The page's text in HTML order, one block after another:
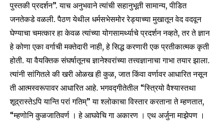
पुस्तकी प्रदर्शन”. याच अनुभवाने त्यांची सहानुभूती सामान्य, पीडित
जनतेकडे वळली. पैठण येथील धर्मसभेसमोर रेड्याच्या मुखातून वेद वदवून
घेण्याचा चमत्कार हा केवळ त्यांच्या योगसामर्थ्याचे प्रदर्शन नव्हते, तर ते ज्ञान
हे कोणा एका वर्गाची मक्तेदारी नाही, हे सिद्ध करणारी एक प्रतीकात्मक कृती
होती. या वैयक्तिक संघर्षातूनच ज्ञानेश्वरांच्या तत्त्वज्ञानाचा गाभा तयार झाला.
त्यांनी सांगितले की खरी ओळख ही कुळ, जात किंवा वर्णावर आधारित नसून
ती आत्मस्वरूपावर आधारित आहे. भगवद्गीतेतील “स्त्रियो वैश्यास्तथा
शूद्रास्तेऽपि यान्ति परां गतिम्” या श्लोकाचा विस्तार करताना ते म्हणतात,
“म्हणोनि कुळजातिवर्ण । हे आघवेचि गा अकारण । एथ अर्जुना माझेपण ।